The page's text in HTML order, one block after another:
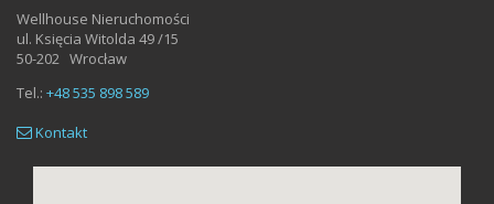
Wellhouse Nieruchomości
ul. Księcia Witolda 49 /15
50-202 Wrocław
Tel.: +48 535 898 589
Kontakt